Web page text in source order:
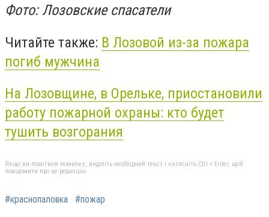
Фото: Лозовские спасатели
Читайте также: В Лозовой из-за пожара
погиб мужчина
На Лозовщине, в Орельке, приостановили
работу пожарной охраны: кто будет
тушить возгорания
Якщо ви помітили помилку, виділіть необхідний текст і натисніть Ctrl + Enter, щоб
повідомити про це редакцію
#краснопаловка #пожар